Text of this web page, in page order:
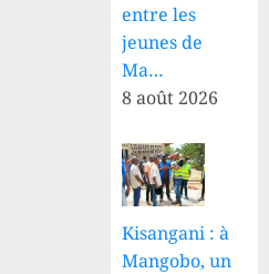
entre les
jeunes de
Ma…
8 août 2026
Kisangani : à
Mangobo, un